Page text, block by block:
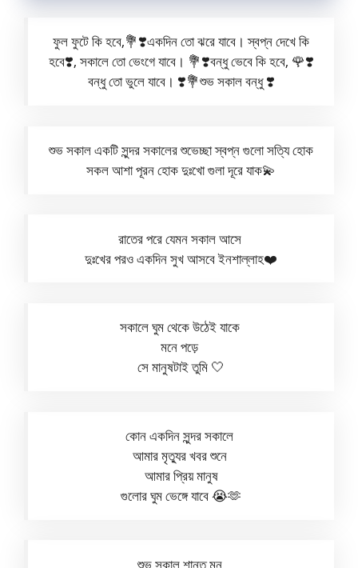
ফুল ফুটে কি হবে,💐❣️একদিন তো ঝরে যাবে। স্বপ্ন দেখে কি
হবে❣️, সকালে তো ভেংগে যাবে। 💐❣️বন্ধু ভেবে কি হবে, 🌹❣️
বন্ধু তো ভুলে যাবে। ❣️💐শুভ সকাল বন্ধু ❣️
শুভ সকাল একটি সুন্দর সকালের শুভেচ্ছা স্বপ্ন গুলো সত্যি হোক
সকল আশা পূরন হোক দুঃখো গুলা দূরে যাক💫
রাতের পরে যেমন সকাল আসে
দুঃখের পরও একদিন সুখ আসবে ইনশাল্লাহ❤️
সকালে ঘুম থেকে উঠেই যাকে
মনে পড়ে
সে মানুষটাই তুমি 🤍
কোন একদিন সুন্দর সকালে
আমার মৃত্যুর খবর শুনে
আমার প্রিয় মানুষ
গুলোর ঘুম ভেঙ্গে যাবে 😭🫶
শুভ সকাল শান্ত মন